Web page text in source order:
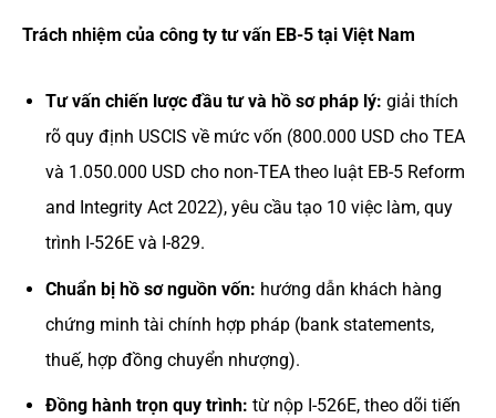
Trách nhiệm của công ty tư vấn EB-5 tại Việt Nam
Tư vấn chiến lược đầu tư và hồ sơ pháp lý: giải thích
rõ quy định USCIS về mức vốn (800.000 USD cho TEA
và 1.050.000 USD cho non-TEA theo luật EB-5 Reform
and Integrity Act 2022), yêu cầu tạo 10 việc làm, quy
trình I-526E và I-829.
Chuẩn bị hồ sơ nguồn vốn: hướng dẫn khách hàng
chứng minh tài chính hợp pháp (bank statements,
thuế, hợp đồng chuyển nhượng).
Đồng hành trọn quy trình: từ nộp I-526E, theo dõi tiến